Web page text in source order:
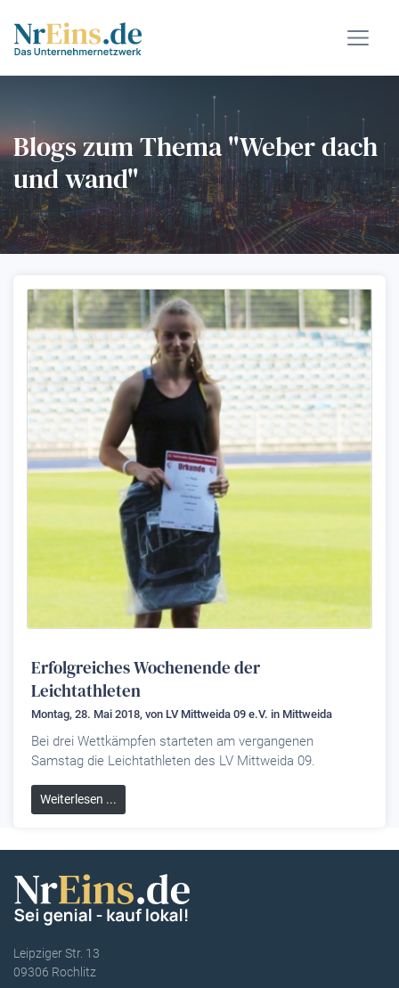
Blogs zum Thema "Weber dach
und wand"
Erfolgreiches Wochenende der
Leichtathleten
Montag, 28. Mai 2018, von LV Mittweida 09 e.V. in Mittweida
Bei drei Wettkämpfen starteten am vergangenen
Samstag die Leichtathleten des LV Mittweida 09.
Weiterlesen ...
Leipziger Str. 13
09306 Rochlitz